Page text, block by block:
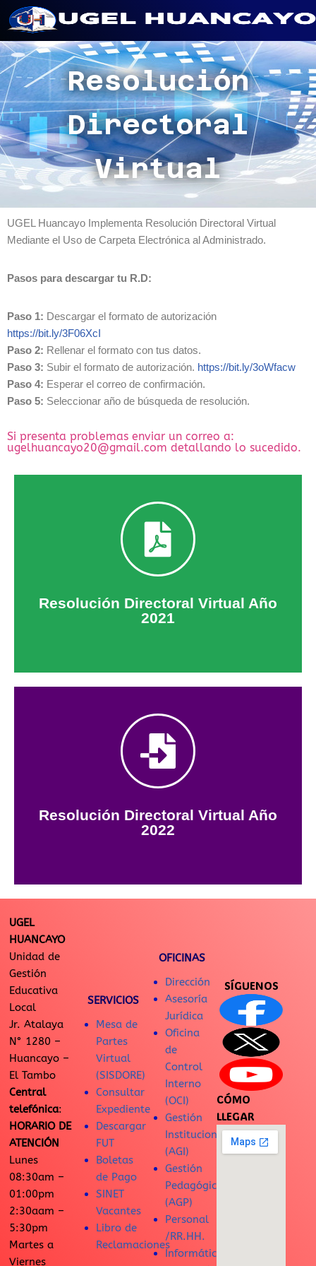
al
contenido
Resolución
Directoral
Virtual
UGEL Huancayo Implementa Resolución Directoral Virtual
Mediante el Uso de Carpeta Electrónica al Administrado.
Pasos para descargar tu R.D:
Paso 1: Descargar el formato de autorización
https://bit.ly/3F06XcI
Paso 2: Rellenar el formato con tus datos.
Paso 3: Subir el formato de autorización. https://bit.ly/3oWfacw
Paso 4: Esperar el correo de confirmación.
Paso 5: Seleccionar año de búsqueda de resolución.
Si presenta problemas enviar un correo a:
ugelhuancayo20@gmail.com detallando lo sucedido.
Resolución Directoral Virtual Año
2021
Resolución Directoral Virtual Año
Descargar Resolución
Resolución Directoral Virtual Año
2022
Resolución Directoral Virtual Año
Descargar Resolución
UGEL
HUANCAYO
Unidad de
Gestión
Educativa
Local
Jr. Atalaya
N° 1280 –
Huancayo –
El Tambo
Central
telefónica:
HORARIO DE
ATENCIÓN
Lunes
08:30am –
01:00pm
2:30aam –
5:30pm
Martes a
Viernes
SERVICIOS
Mesa de
Partes
Virtual
(SISDORE)
Consultar
Expediente
Descargar
FUT
Boletas
de Pago
SINET
Vacantes
Libro de
Reclamaciones
OFICINAS
Dirección
Asesoría
Jurídica
Oficina
de
Control
Interno
(OCI)
Gestión
Institucional
(AGI)
Gestión
Pedagógica
(AGP)
Personal
/RR.HH.
Informática
SÍGUENOS
CÓMO
LLEGAR